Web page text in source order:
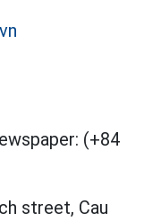
(+84
street, Cau